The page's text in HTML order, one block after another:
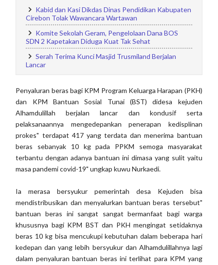
Kabid dan Kasi Dikdas Dinas Pendidikan Kabupaten
Cirebon Tolak Wawancara Wartawan
Komite Sekolah Geram, Pengelolaan Dana BOS
SDN 2 Kapetakan Diduga Kuat Tak Sehat
Serah Terima Kunci Masjid Trusmiland Berjalan
Lancar
Penyaluran beras bagi KPM Program Keluarga Harapan (PKH)
dan KPM Bantuan Sosial Tunai (BST) didesa kejuden
Alhamdulillah berjalan lancar dan kondusif serta
pelaksanaannya mengedepankan penerapan kedisplinan
prokes" terdapat 417 yang terdata dan menerima bantuan
beras sebanyak 10 kg pada PPKM semoga masyarakat
terbantu dengan adanya bantuan ini dimasa yang sulit yaitu
masa pandemi covid-19" ungkap kuwu Nurkaedi.
Ia merasa bersyukur pemerintah desa Kejuden bisa
mendistribusikan dan menyalurkan bantuan beras tersebut"
bantuan beras ini sangat sangat bermanfaat bagi warga
khususnya bagi KPM BST dan PKH mengingat setidaknya
beras 10 kg bisa mencukupi kebutuhan dalam beberapa hari
kedepan dan yang lebih bersyukur dan Alhamdulillahnya lagi
dalam penyaluran bantuan beras ini terlihat para KPM yang